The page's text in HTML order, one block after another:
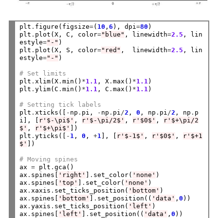
plt . figure(figsize=( 10 ,6 ), dpi=80 )
plt . plot(X, C, color="blue" , linewidth=2.5 , lin
estyle="-" )
plt . plot(X, S, color="red" ,  linewidth=2.5 , lin
estyle="-" )
# Set limits
plt . xlim(X .min() *1.1 , X .max() *1.1 )
plt .ylim(C .min() *1.1 , C .max() *1.1 )
# Setting tick labels
plt . xticks([ - np . pi, - np . pi /2 , 0 , np . pi /2 , np . p
i], [
r'$-\pi$' , r'$-\pi/2$' , r'$0$' ,
r'$+\pi/2
$' , r'$+\pi$'
])
plt .yticks([ - 1 , 0 , +1 ], [ r'$-1$' , r'$0$' ,
r'$+1
$'
])
# Moving spines
ax = plt .gca()
ax . spines[ 'right' . set_color( 'none' )
ax . spines[ 'top' . set_color( 'none' )
ax . xaxis . set_ticks_position( 'bottom' )
ax . spines[ 'bottom' . set_position(( 'data' ,0 ))
ax .yaxis . set_ticks_position( 'left' )
ax . spines[ 'left' . set_position(( 'data' ,0